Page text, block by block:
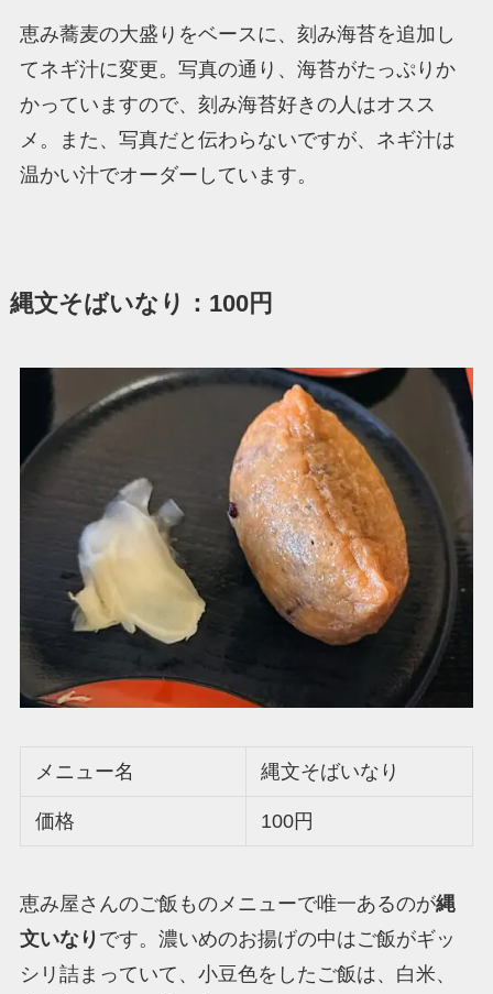
恵み蕎麦の大盛りをベースに、刻み海苔を追加し
てネギ汁に変更。写真の通り、海苔がたっぷりか
かっていますので、刻み海苔好きの人はオスス
メ。また、写真だと伝わらないですが、ネギ汁は
温かい汁でオーダーしています。
縄文そばいなり：100円
メニュー名 縄文そばいなり
価格 100円
恵み屋さんのご飯ものメニューで唯一あるのが縄
文いなり です。濃いめのお揚げの中はご飯がギッ
シリ詰まっていて、小豆色をしたご飯は、白米、